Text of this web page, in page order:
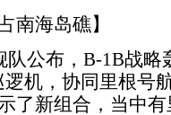
南海岛礁】
队公布，B-1B战略
机，协同里根号
了新组合，当中